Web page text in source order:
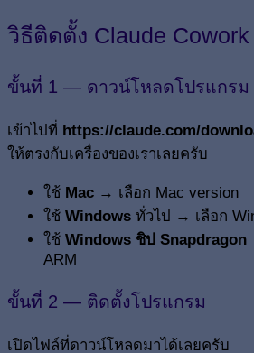
วิธีติดตั้ง Claude
ขั้นที่ 1 — ดาวน์โหลดโปรแกรม
เข้าไปที่ https://claude.com/
ให้ตรงกับเครื่องของเราเลยครับ
ใช้ Mac → เลือก Mac version
ใช้ Windows ทั่วไป → เลือก
ใช้ Windows ชิป Snapdragon
ARM
ขั้นที่ 2 — ติดตั้งโปรแกรม
เปิดไฟล์ที่ดาวน์โหลดมาได้เลยครับ